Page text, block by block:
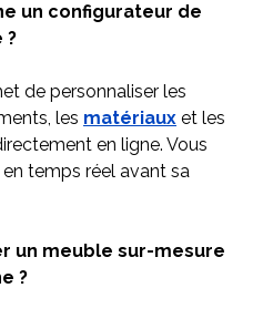
un configurateur de
?
de personnaliser les
les matériaux et les
en ligne. Vous
temps réel avant sa
un meuble sur-mesure
?